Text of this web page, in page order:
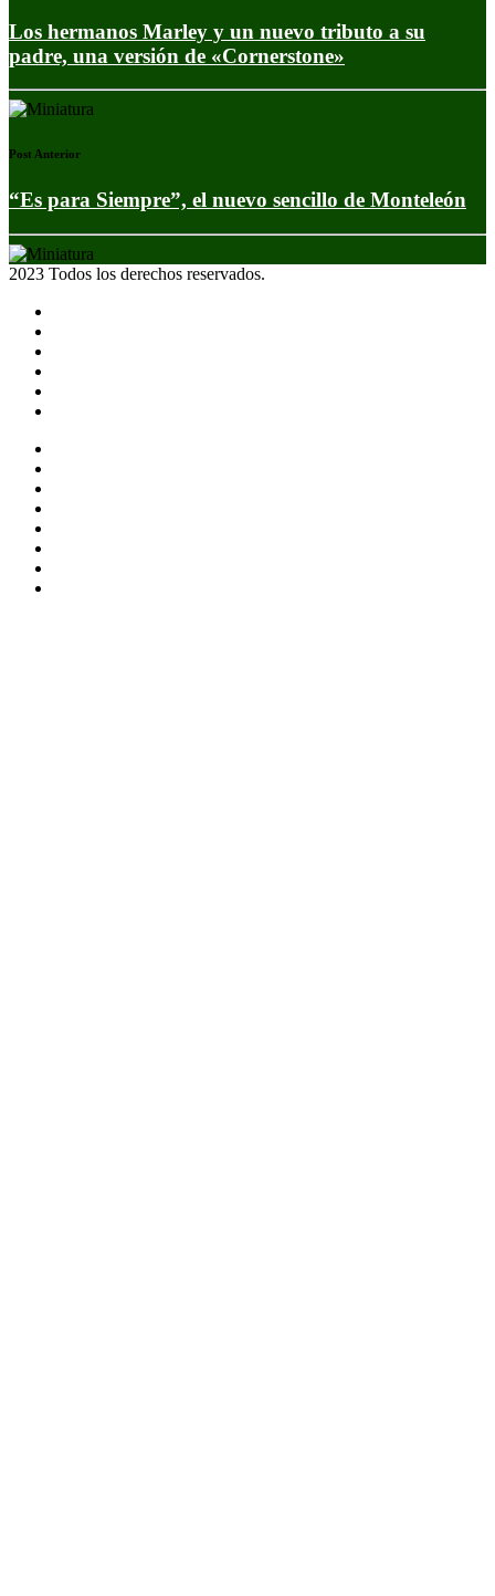
Los hermanos Marley y un nuevo tributo a su
padre, una versión de «Cornerstone»
Post Anterior
“Es para Siempre”, el nuevo sencillo de Monteleón
2023 Todos los derechos reservados.